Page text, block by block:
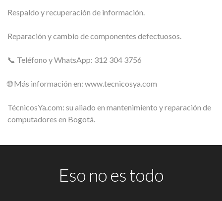
Respaldo y recuperación de información.
Reparación y cambio de componentes defectuosos.
📞 Teléfono y WhatsApp: 312 304 3756
🌐 Más información en: www.tecnicosya.com
TécnicosYa.com: su aliado en mantenimiento y reparación de
computadores en Bogotá.
Eso no es todo